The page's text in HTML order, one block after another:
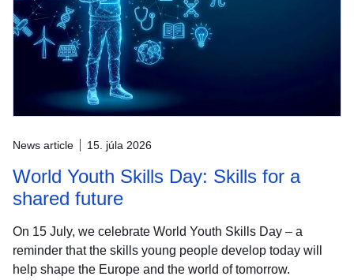
News article 15. júla 2026
World Youth Skills Day: Skills for a
shared future
On 15 July, we celebrate World Youth Skills Day – a
reminder that the skills young people develop today will
help shape the Europe and the world of tomorrow.